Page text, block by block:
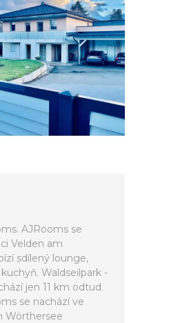
AJRooms se
Velden am
sdílený lounge,
Waldseilpark -
jen 11 km odtud.
se nachází ve
Wörthersee